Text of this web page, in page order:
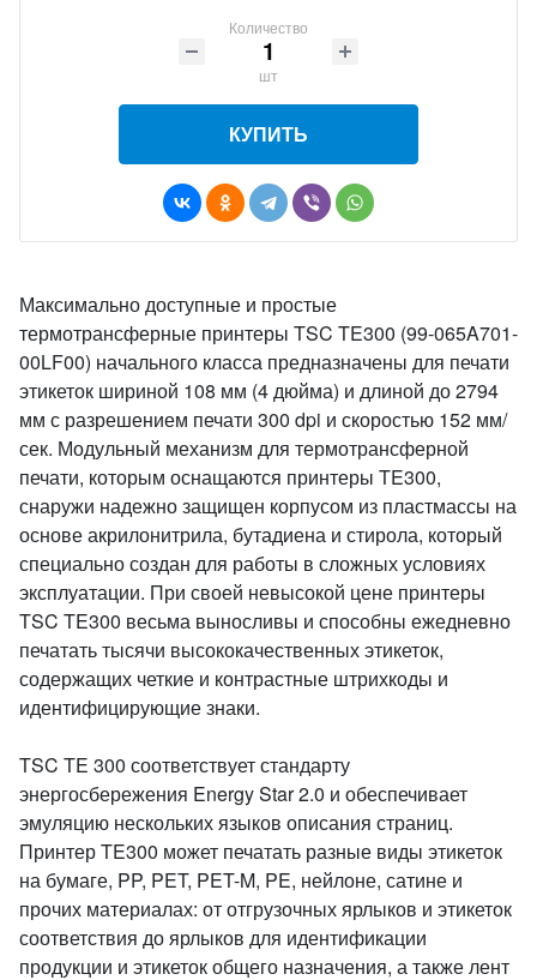
Количество
шт
КУПИТЬ
Максимально доступные и простые
термотрансферные принтеры TSC TE300 (99-065A701-
00LF00) начального класса предназначены для печати
этикеток шириной 108 мм (4 дюйма) и длиной до 2794
мм с разрешением печати 300 dpi и скоростью 152 мм/
сек. Модульный механизм для термотрансферной
печати, которым оснащаются принтеры TE300,
снаружи надежно защищен корпусом из пластмассы на
основе акрилонитрила, бутадиена и стирола, который
специально создан для работы в сложных условиях
эксплуатации. При своей невысокой цене принтеры
TSC TE300 весьма выносливы и способны ежедневно
печатать тысячи высококачественных этикеток,
содержащих четкие и контрастные штрихкоды и
идентифицирующие знаки.
TSC TE 300 соответствует стандарту
энергосбережения Energy Star 2.0 и обеспечивает
эмуляцию нескольких языков описания страниц.
Принтер TE300 может печатать разные виды этикеток
на бумаге, PP, PET, PET-M, PE, нейлоне, сатине и
прочих материалах: от отгрузочных ярлыков и этикеток
соответствия до ярлыков для идентификации
продукции и этикеток общего назначения, а также лент